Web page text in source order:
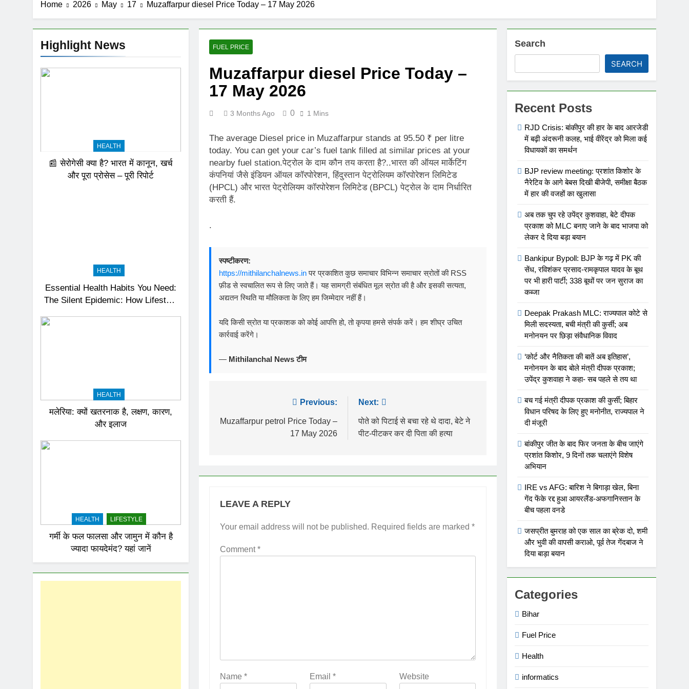
Home 2026 May 17 Muzaffarpur diesel Price Today – 17 May 2026
Highlight News
HEALTH
📰 सेरोगेसी क्या है? भारत में कानून, खर्च
और पूरा प्रोसेस – पूरी रिपोर्ट
HEALTH
Essential Health Habits You Need:
The Silent Epidemic: How Lifestyle
HEALTH
मलेरिया: क्यों खतरनाक है, लक्षण, कारण,
और इलाज
HEALTH LIFESTYLE
गर्मी के फल फालसा और जामुन में कौन है
ज्यादा फायदेमंद? यहां जानें
FUEL PRICE
Muzaffarpur diesel Price Today –
17 May 2026
3 Months Ago 0 1 Mins
The average Diesel price in Muzaffarpur stands at 95.50 ₹ per litre
today. You can get your car’s fuel tank filled at similar prices at your
nearby fuel station.पेट्रोल के दाम कौन तय करता है?..भारत की ऑयल मार्केटिंग
कंपनियां जैसे इंडियन ऑयल कॉरपोरेशन, हिंदुस्तान पेट्रोलियम कॉरपोरेशन लिमिटेड
(HPCL) और भारत पेट्रोलियम कॉरपोरेशन लिमिटेड (BPCL) पेट्रोल के दाम निर्धारित
करती हैं.
.
स्पष्टीकरण:
https://mithilanchalnews.inपर प्रकाशित कुछ समाचार विभिन्न समाचार स्रोतों की RSS
फ़ीड से स्वचालित रूप से लिए जाते हैं। यह सामग्री संबंधित मूल स्रोत की है और इसकी सत्यता,
अद्यतन स्थिति या मौलिकता के लिए हम जिम्मेदार नहीं हैं।
यदि किसी स्रोत या प्रकाशक को कोई आपत्ति हो, तो कृपया हमसे संपर्क करें। हम शीघ्र उचित
कार्रवाई करेंगे।
— Mithilanchal News टीम
navigation
Previous:
Muzaffarpur petrol Price Today –
17 May 2026
Next:
पोते को पिटाई से बचा रहे थे दादा, बेटे ने
पीट-पीटकर कर दी पिता की हत्या
LEAVE A REPLY
Your email address will not be published. Required fields are marked *
Comment*
Name * Email * Website
Search
SEARCH
Recent Posts
RJD Crisis: बांकीपुर की हार के बाद आरजेडी
में बढ़ी अंदरूनी कलह, भाई वीरेंद्र को मिला कई
विधायकों का समर्थन
BJP review meeting: प्रशांत किशोर के
नैरेटिव के आगे बेबस दिखी बीजेपी, समीक्षा बैठक
में हार की वजहों का खुलासा
अब तक चुप रहे उपेंद्र कुशवाहा, बेटे दीपक
प्रकाश को MLC बनाए जाने के बाद भाजपा को
लेकर दे दिया बड़ा बयान
Bankipur Bypoll: BJP के गढ़ में PK की
सेंध, रविशंकर प्रसाद-रामकृपाल यादव के बूथ
पर भी हारी पार्टी; 338 बूथों पर जन सुराज का
कब्जा
Deepak Prakash MLC: राज्यपाल कोटे से
मिली सदस्यता, बची मंत्री की कुर्सी; अब
मनोनयन पर छिड़ा संवैधानिक विवाद
‘कोर्ट और नैतिकता की बातें अब इतिहास’,
मनोनयन के बाद बोले मंत्री दीपक प्रकाश;
उपेंद्र कुशवाहा ने कहा- सब पहले से तय था
बच गई मंत्री दीपक प्रकाश की कुर्सी; बिहार
विधान परिषद के लिए हुए मनोनीत, राज्यपाल ने
दी मंजूरी
बांकीपुर जीत के बाद फिर जनता के बीच जाएंगे
प्रशांत किशोर, 9 दिनों तक चलाएंगे विशेष
अभियान
IRE vs AFG: बारिश ने बिगाड़ा खेल, बिना
गेंद फेंके रद्द हुआ आयरलैंड-अफगानिस्तान के
बीच पहला वनडे
जसप्रीत बुमराह को एक साल का ब्रेक दो, शमी
और भुवी की वापसी कराओ, पूर्व तेज गेंदबाज ने
दिया बाड़ा बयान
Categories
Bihar
Fuel Price
Health
informatics